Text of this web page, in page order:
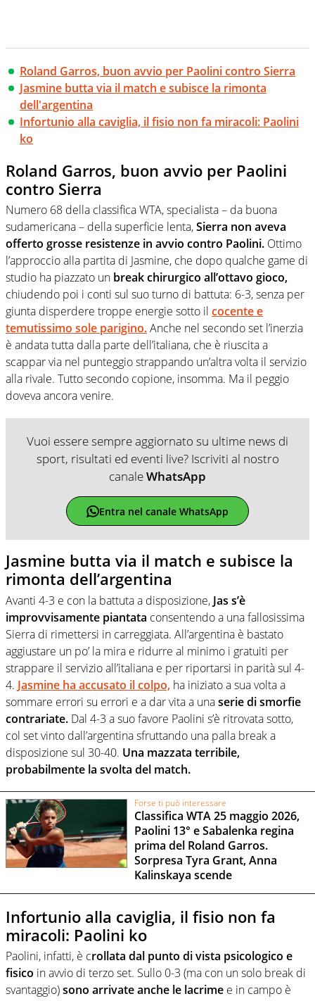
Roland Garros, buon avvio per Paolini contro Sierra
Jasmine butta via il match e subisce la rimonta
dell'argentina
Infortunio alla caviglia, il fisio non fa miracoli: Paolini
ko
Roland Garros, buon avvio per Paolini
contro Sierra
Numero 68 della classifica WTA, specialista – da buona
sudamericana – della superficie lenta,Sierra non aveva
offerto grosse resistenze in avvio contro Paolini. Ottimo
l’approccio alla partita di Jasmine, che dopo qualche game di
studio ha piazzato un break chirurgico all’ottavo gioco,
chiudendo poi i conti sul suo turno di battuta: 6-3, senza per
giunta disperdere troppe energie sotto il cocente e
temutissimo sole parigino.Anche nel secondo set l’inerzia
è andata tutta dalla parte dell’italiana, che è riuscita a
scappar via nel punteggio strappando un’altra volta il servizio
alla rivale. Tutto secondo copione, insomma. Ma il peggio
doveva ancora venire.
Vuoi essere sempre aggiornato su ultime news di
sport, risultati ed eventi live? Iscriviti al nostro
canaleWhatsApp
Entra nel canale WhatsApp
Jasmine butta via il match e subisce la
rimonta dell’argentina
Avanti 4-3 e con la battuta a disposizione, Jas s’è
improvvisamente piantata consentendo a una fallosissima
Sierra di rimettersi in carreggiata. All’argentina è bastato
aggiustare un po’ la mira e ridurre al minimo i gratuiti per
strappare il servizio all’italiana e per riportarsi in parità sul 4-
4. Jasmine ha accusato il colpo, ha iniziato a sua volta a
sommare errori su errori e a dar vita a unaserie di smorfie
contrariate. Dal 4-3 a suo favore Paolini s’è ritrovata sotto,
col set vinto dall’argentina sfruttando una palla break a
disposizione sul 30-40. Una mazzata terribile,
probabilmente la svolta del match.
Forse ti può interessare
Classifica WTA 25 maggio 2026,
Paolini 13° e Sabalenka regina
prima del Roland Garros.
Sorpresa Tyra Grant, Anna
Kalinskaya scende
Infortunio alla caviglia, il fisio non fa
miracoli: Paolini ko
Paolini, infatti, è crollata dal punto di vista psicologico e
fisico in avvio di terzo set. Sullo 0-3 (ma con un solo break di
svantaggio)sono arrivate anche le lacrime e in campo è